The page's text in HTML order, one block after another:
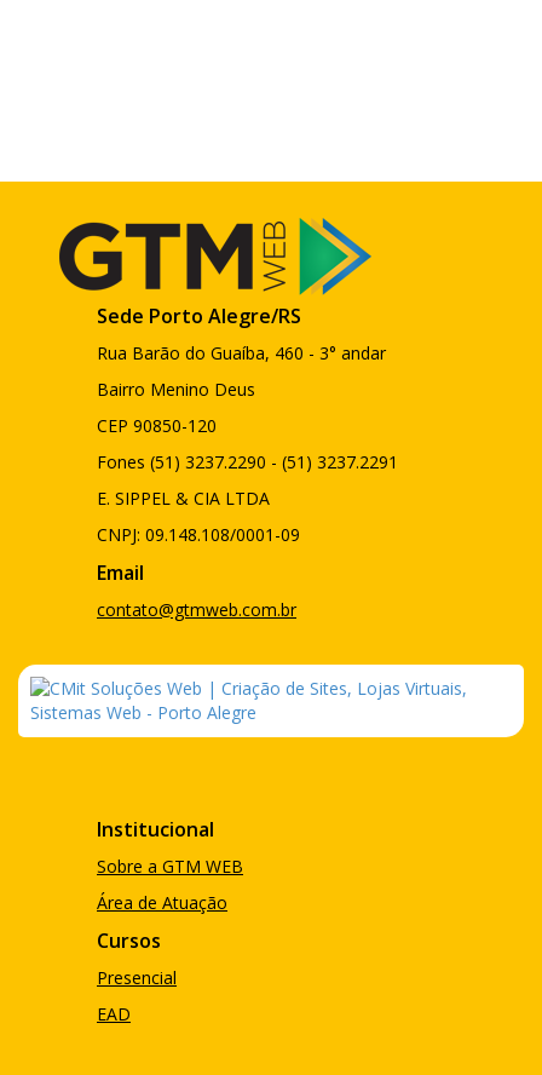
Sede Porto Alegre/RS
Rua Barão do Guaíba, 460 - 3° andar
Bairro Menino Deus
CEP 90850-120
Fones (51) 3237.2290 - (51) 3237.2291
E. SIPPEL & CIA LTDA
CNPJ: 09.148.108/0001-09
Email
contato@gtmweb.com.br
Institucional
Sobre a GTM WEB
Área de Atuação
Cursos
Presencial
EAD